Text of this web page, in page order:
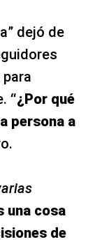
dejó de
“¿Por qué
persona a
una cosa
de